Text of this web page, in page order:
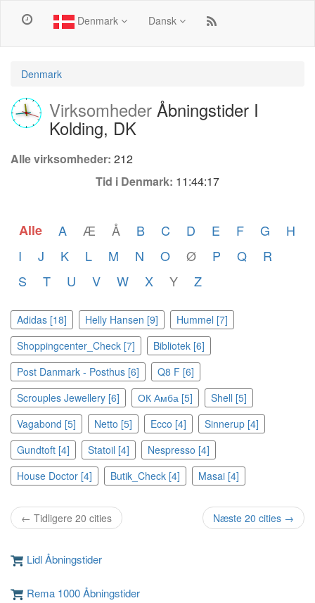
Denmark Dansk
Denmark
Virksomheder Åbningstider I
Kolding, DK
Alle virksomheder: 212
Tid i Denmark: 11:44:17
Alle A Æ Å B C D E F G
H
I
J K L M N O Ø P Q
R
S
T U V W X Y Z
Adidas [18] Helly Hansen [9]
Hummel [7]
Shoppingcenter_Check [7]
Bibliotek [6]
Post Danmark - Posthus [6]
Q8 F [6]
Scrouples Jewellery [6]
ОК Амба [5]
Shell [5]
Vagabond [5]
Netto [5] Ecco [4]
Sinnerup [4]
Gundtoft [4]
Statoil [4]
Nespresso [4]
House Doctor [4]
Butik_Check [4] Masai [4]
← Tidligere 20 cities Næste 20 cities →
Lidl Åbningstider
Rema 1000 Åbningstider